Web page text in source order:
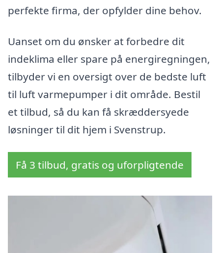
perfekte firma, der opfylder dine behov.
Uanset om du ønsker at forbedre dit
indeklima eller spare på energiregningen,
tilbyder vi en oversigt over de bedste luft
til luft varmepumper i dit område. Bestil
et tilbud, så du kan få skræddersyede
løsninger til dit hjem i Svenstrup.
Få 3 tilbud, gratis og uforpligtende